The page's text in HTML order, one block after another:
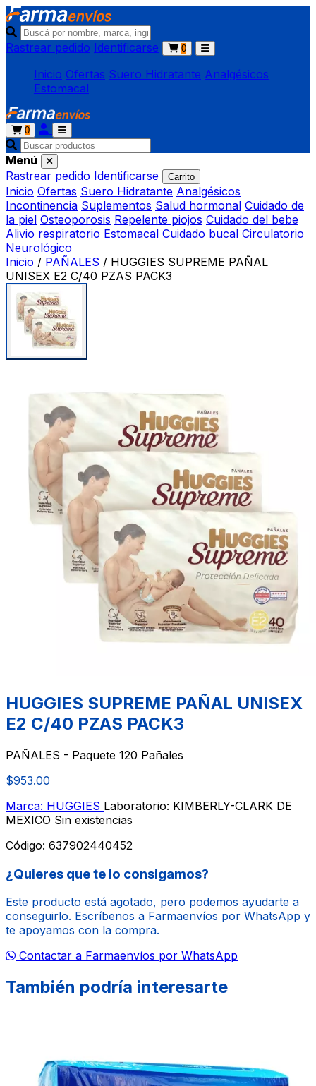
Rastrear pedido Identificarse 0
Inicio Ofertas Suero Hidratante Analgésicos
Estomacal
0
Menú
Rastrear pedido Identificarse Carrito
Inicio Ofertas Suero Hidratante Analgésicos
Incontinencia Suplementos Salud hormonal Cuidado de
la piel Osteoporosis Repelente piojos Cuidado del bebe
Alivio respiratorio Estomacal Cuidado bucal Circulatorio
Neurológico
Inicio / PAÑALES / HUGGIES SUPREME PAÑAL
UNISEX E2 C/40 PZAS PACK3
HUGGIES SUPREME PAÑAL UNISEX
E2 C/40 PZAS PACK3
PAÑALES - Paquete 120 Pañales
$953.00
Marca: HUGGIES Laboratorio: KIMBERLY-CLARK DE
MEXICO Sin existencias
Código: 637902440452
¿Quieres que te lo consigamos?
Este producto está agotado, pero podemos ayudarte a
conseguirlo. Escríbenos a Farmaenvíos por WhatsApp y
te apoyamos con la compra.
Contactar a Farmaenvíos por WhatsApp
También podría interesarte